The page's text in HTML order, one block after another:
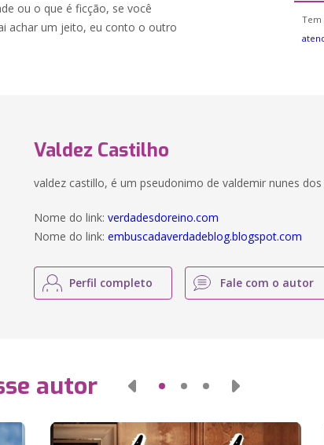
ou o que é ficção, se você
achar um jeito, eu conto o outro
Tem
Valdez Castilho
valdez castillo, é um pseudonimo de valdemir nunes
Nome do link:verdadesdoreino.com
Nome do link:embuscadaverdadeblog.blogspot.com
Perfil completo Fale com o autor
autor